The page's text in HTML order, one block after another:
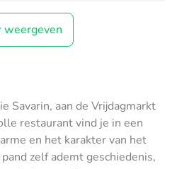
weergeven
Savarin, aan de Vrijdagmarkt
restaurant vind je in een
en het karakter van het
zelf ademt geschiedenis,